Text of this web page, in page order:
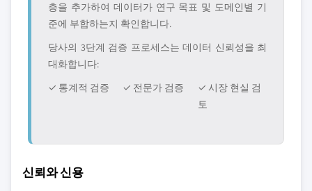
층을 추가하여 데이터가 연구 목표 및 도메인별 기
준에 부합하는지 확인합니다.
당사의 3단계 검증 프로세스는 데이터 신뢰성을 최
대화합니다:
✓ 통계적 검증
✓ 전문가 검증
✓ 시장 현실 검
토
신뢰와 신용